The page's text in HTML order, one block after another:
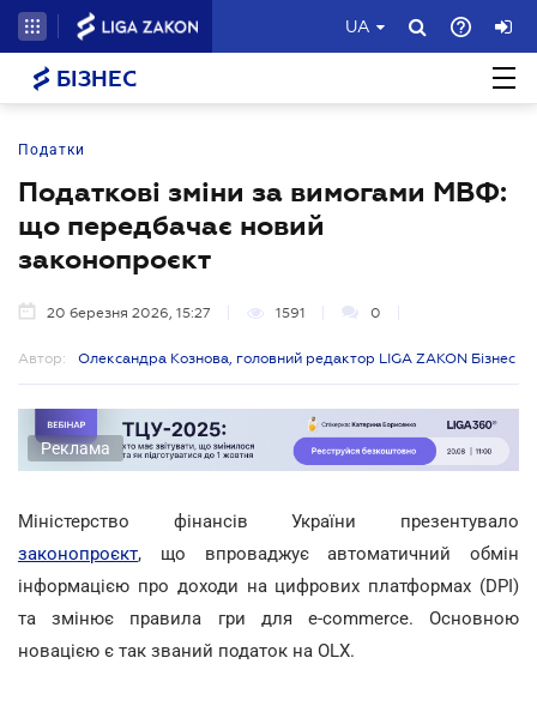
UA
БІЗНЕС
Податки
Податкові зміни за вимогами МВФ:
що передбачає новий
законопроєкт
20 березня 2026, 15:27 1591 0
Автор: Олександра Кознова, головний редактор LIGA ZAKON Бізнес
Реклама
Міністерство фінансів України презентувало
законопроєкт, що впроваджує автоматичний обмін
інформацією про доходи на цифрових платформах (DPI)
та змінює правила гри для e-commerce. Основною
новацією є так званий податок на OLX.